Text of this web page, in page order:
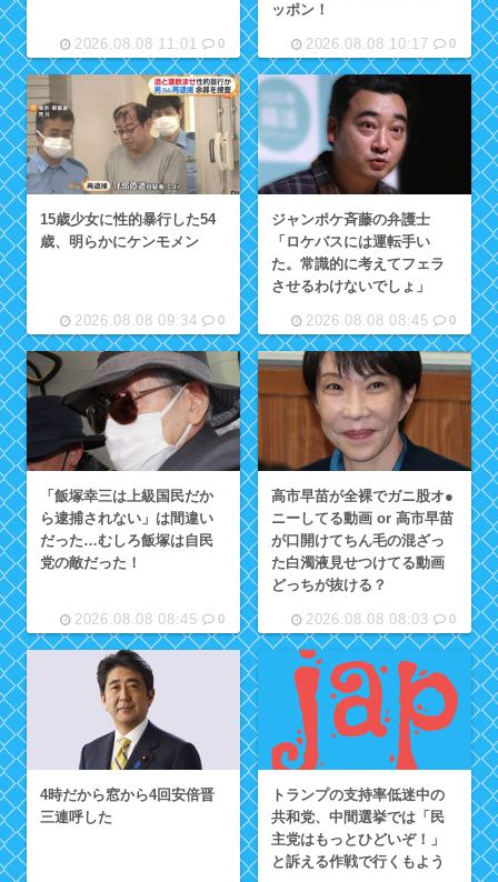
2026.08.08 11:01 0
ッポン！
2026.08.08 10:17 0
15歳少女に性的暴行した54
歳、明らかにケンモメン
2026.08.08 09:34 0
ジャンポケ斉藤の弁護士
「ロケバスには運転手い
た。常識的に考えてフェラ
させるわけないでしょ」
2026.08.08 08:45 0
「飯塚幸三は上級国民だか
ら逮捕されない」は間違い
だった…むしろ飯塚は自民
党の敵だった！
2026.08.08 08:45 0
高市早苗が全裸でガニ股オ●
ニーしてる動画 or 高市早苗
が口開けてちん毛の混ざっ
た白濁液見せつけてる動画
どっちが抜ける？
2026.08.08 08:03 0
4時だから窓から4回安倍晋
三連呼した
トランプの支持率低迷中の
共和党、中間選挙では「民
主党はもっとひどいぞ！」
と訴える作戦で行くもよう